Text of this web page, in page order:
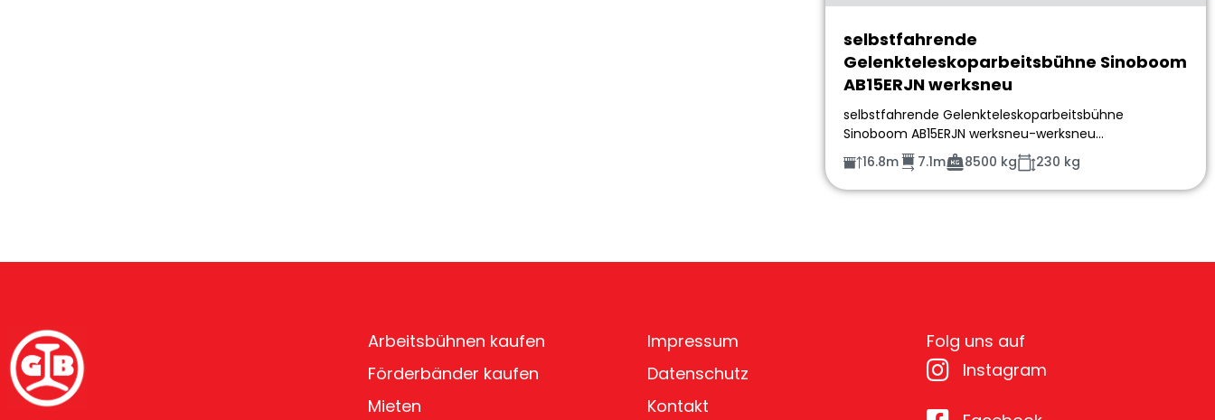
selbstfahrende
Gelenkteleskoparbeitsbühne Sinoboom
AB15ERJN werksneu
selbstfahrende Gelenkteleskoparbeitsbühne
Sinoboom AB15ERJN werksneu-werksneu…
16.8m
7.1m 8500 kg 230 kg
Arbeitsbühnen kaufen
Förderbänder kaufen
Mieten
Impressum
Datenschutz
Kontakt
Folg uns auf
Instagram